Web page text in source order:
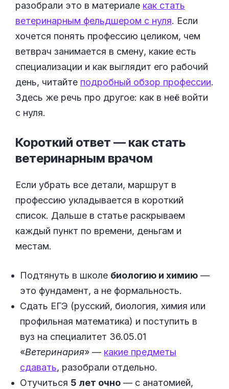
разобрали это в материале как стать
ветеринарным фельдшером с нуля. Если
хочется понять профессию целиком, чем
ветврач занимается в смену, какие есть
специализации и как выглядит его рабочий
день, читайте подробный обзор профессии.
Здесь же речь про другое: как в неё войти
с нуля.
Короткий ответ — как стать
ветеринарным врачом
Если убрать все детали, маршрут в
профессию укладывается в короткий
список. Дальше в статье раскрываем
каждый пункт по времени, деньгам и
местам.
Подтянуть в школе биологию и химию —
это фундамент, а не формальность.
Сдать ЕГЭ (русский, биология, химия или
профильная математика) и поступить в
вуз на специалитет 36.05.01
«Ветеринария» — какие предметы
сдавать, разобрали отдельно.
Отучиться 5 лет очно — с анатомией,